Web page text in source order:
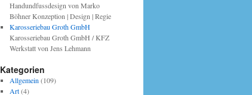
Handundfussdesign von Marko
Böhner Konzeption | Design | Regie
Karosseriebau Groth GmbH
Karosseriebau Groth GmbH / KFZ
Werkstatt von Jens Lehmann
Kategorien
Allgemein (109)
Art(4)